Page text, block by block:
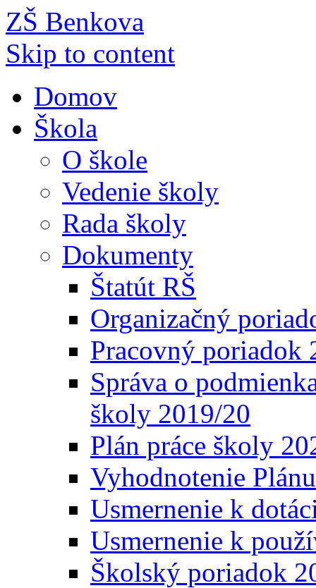
ZŠ Benkova
Skip to content
Domov
Škola
O škole
Vedenie školy
Rada školy
Dokumenty
Štatút RŠ
Organizačný
Pracovný poriadok
Správa o
školy 2019/20
Plán práce školy
Vyhodnotenie
Usmernenie k
Usmernenie k
Školský poriadok